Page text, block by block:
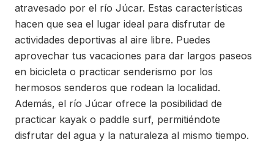
atravesado por el río Júcar. Estas características
hacen que sea el lugar ideal para disfrutar de
actividades deportivas al aire libre. Puedes
aprovechar tus vacaciones para dar largos paseos
en bicicleta o practicar senderismo por los
hermosos senderos que rodean la localidad.
Además, el río Júcar ofrece la posibilidad de
practicar kayak o paddle surf, permitiéndote
disfrutar del agua y la naturaleza al mismo tiempo.